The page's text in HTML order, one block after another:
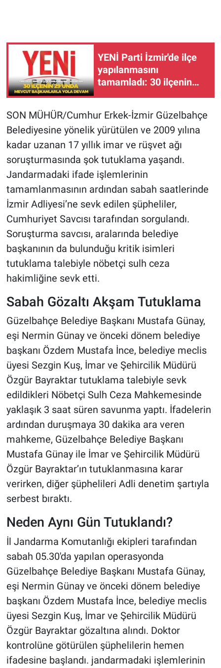
YENİ Parti İzmir'de ilçe
yapılanmasını
tamamladı: 30 ilçenin
başkanlarla yola devam
SON MÜHÜR/Cumhur Erkek-İzmir Güzelbahçe
Belediyesine yönelik yürütülen ve 2009 yılına
kadar uzanan 17 yıllık imar ve rüşvet ağı
soruşturmasında şok tutuklama yaşandı.
Jandarmadaki ifade işlemlerinin
tamamlanmasının ardından sabah saatlerinde
İzmir Adliyesi’ne sevk edilen şüpheliler,
Cumhuriyet Savcısı tarafından sorgulandı.
Soruşturma savcısı, aralarında belediye
başkanının da bulunduğu kritik isimleri
tutuklama talebiyle nöbetçi sulh ceza
hakimliğine sevk etti.
Sabah Gözaltı Akşam Tutuklama
Güzelbahçe Belediye Başkanı Mustafa Günay,
eşi Nermin Günay ve önceki dönem belediye
başkanı Özdem Mustafa İnce, belediye meclis
üyesi Sezgin Kuş, İmar ve Şehircilik Müdürü
Özgür Bayraktar tutuklama talebiyle sevk
edildikleri Nöbetçi Sulh Ceza Mahkemesinde
yaklaşık 3 saat süren savunma yaptı. İfadelerin
ardından duruşmaya 30 dakika ara veren
mahkeme, Güzelbahçe Belediye Başkanı
Mustafa Günay ile İmar ve Şehircilik Müdürü
Özgür Bayraktar’ın tutuklanmasına karar
verirken, diğer şüphelileri Adli denetim şartıyla
serbest bıraktı.
Neden Aynı Gün Tutuklandı?
İl Jandarma Komutanlığı ekipleri tarafından
sabah 05.30'da yapılan operasyonda
Güzelbahçe Belediye Başkanı Mustafa Günay,
eşi Nermin Günay ve önceki dönem belediye
başkanı Özdem Mustafa İnce, belediye meclis
üyesi Sezgin Kuş, İmar ve Şehircilik Müdürü
Özgür Bayraktar gözaltına alındı. Doktor
kontrolüne götürülen şüphelilerin hemen
ifadesine başlandı. jandarmadaki işlemlerinin